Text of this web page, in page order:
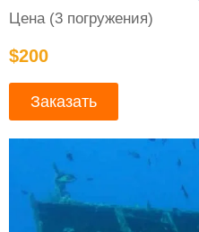
Цена (3 погружения)
$200
Заказать